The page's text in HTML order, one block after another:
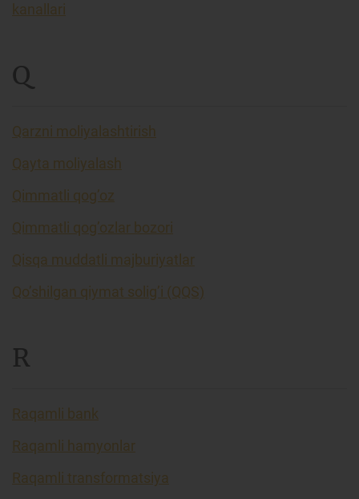
kanallari
Q
Qarzni moliyalashtirish
Qayta moliyalash
Qimmatli qog’oz
Qimmatli qog’ozlar bozori
Qisqa muddatli majburiyatlar
Qo’shilgan qiymat solig’i (QQS)
R
Raqamli bank
Raqamli hamyonlar
Raqamli transformatsiya